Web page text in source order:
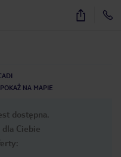
39
POKAŻ NA MAPIE
dostępna.
Ciebie